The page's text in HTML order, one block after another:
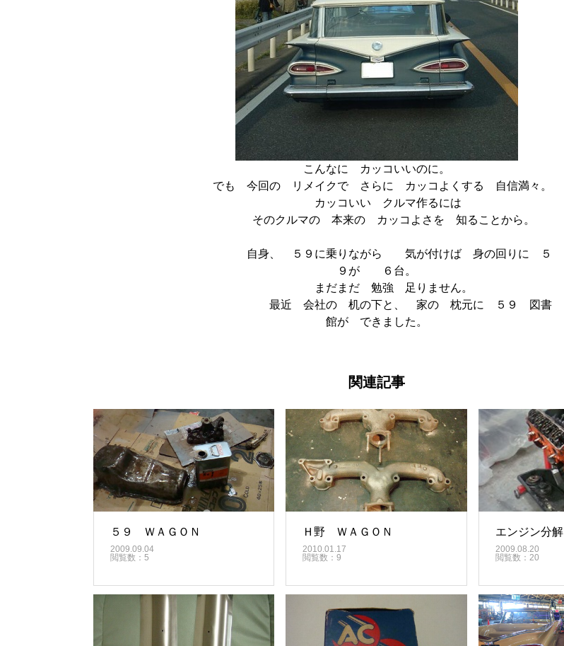
こんなに カッコいいのに。
でも 今回の リメイクで さらに カッコよくする 自信満々。
カッコいい クルマ作るには
そのクルマの 本来の カッコよさを 知ることから。
自身、 ５９に乗りながら 気が付けば 身の回りに ５
９が ６台。
まだまだ 勉強 足りません。
最近 会社の 机の下と、 家の 枕元に ５９ 図書
館が できました。
関連記事
５９ ＷＡＧＯＮ
2009.09.04
閲覧数：5
Ｈ野 ＷＡＧＯＮ
2010.01.17
閲覧数：9
エンジン分解
2009.08.20
閲覧数：20